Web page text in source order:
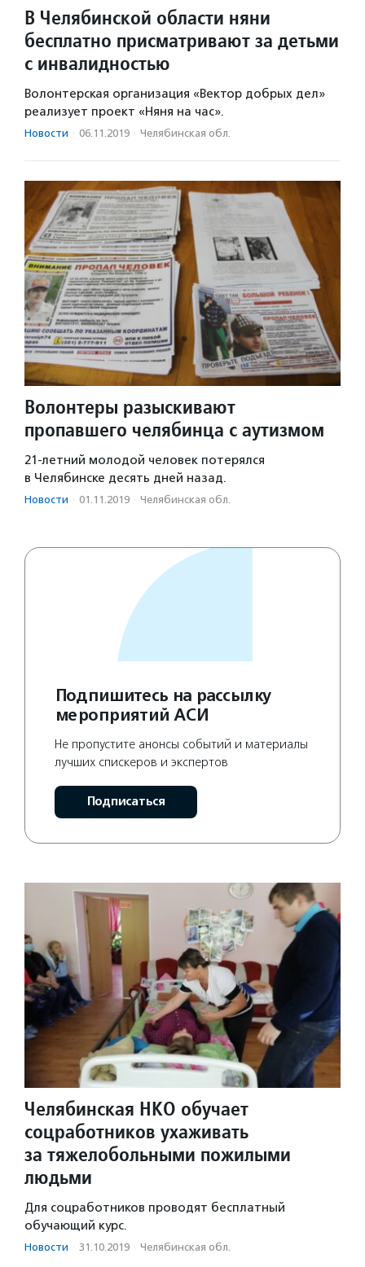
В Челябинской области няни
бесплатно присматривают за детьми
с инвалидностью
Волонтерская организация «Вектор добрых дел»
реализует проект «Няня на час».
Новости · 06.11.2019 · Челябинская обл.
Волонтеры разыскивают
пропавшего челябинца с аутизмом
21-летний молодой человек потерялся
в Челябинске десять дней назад.
Новости · 01.11.2019 · Челябинская обл.
Подпишитесь на рассылку
мероприятий АСИ
Не пропустите анонсы событий и материалы
лучших спискеров и экспертов
Подписаться
Челябинская НКО обучает
соцработников ухаживать
за тяжелобольными пожилыми
людьми
Для соцработников проводят бесплатный
обучающий курс.
Новости · 31.10.2019 · Челябинская обл.